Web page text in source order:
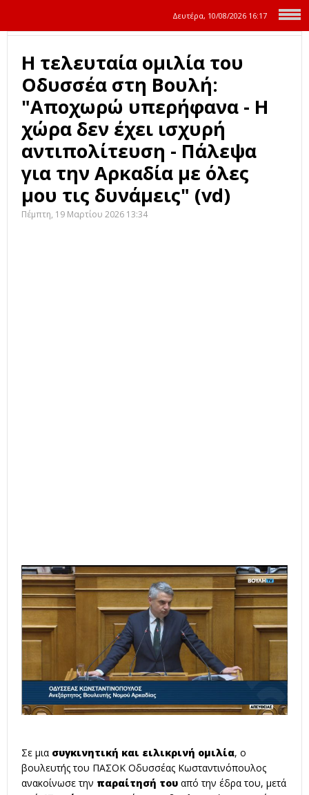
Δευτέρα, 10/08/2026 16:17
Η τελευταία ομιλία του
Οδυσσέα στη Βουλή:
"Αποχωρώ υπερήφανα - Η
χώρα δεν έχει ισχυρή
αντιπολίτευση - Πάλεψα
για την Αρκαδία με όλες
μου τις δυνάμεις" (vd)
Πέμπτη, 19 Μαρτίου 2026 13:34
Σε μια συγκινητική και ειλικρινή ομιλία, ο
βουλευτής του ΠΑΣΟΚ Οδυσσέας Κωσταντινόπουλος
ανακοίνωσε την παραίτησή του από την έδρα του, μετά